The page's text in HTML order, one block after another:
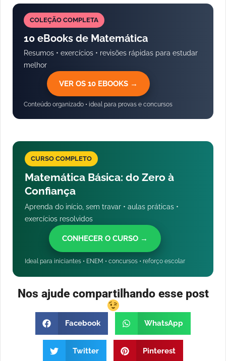
COLEÇÃO COMPLETA
10 eBooks de Matemática
Resumos • exercícios • revisões rápidas para estudar
melhor
VER OS 10 EBOOKS →
Conteúdo organizado • ideal para provas e concursos
CURSO COMPLETO
Matemática Básica: do Zero à
Confiança
Aprenda do início, sem travar • aulas práticas •
exercícios resolvidos
CONHECER O CURSO →
Ideal para iniciantes • ENEM • concursos • reforço escolar
Nos ajude compartilhando esse post
Facebook WhatsApp
Twitter Pinterest